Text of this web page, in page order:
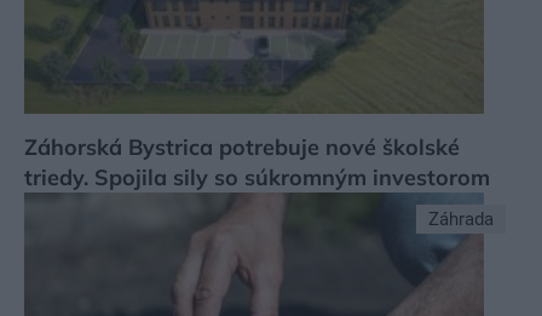
Záhorská Bystrica potrebuje nové školské
triedy. Spojila sily so súkromným investorom
Záhrada